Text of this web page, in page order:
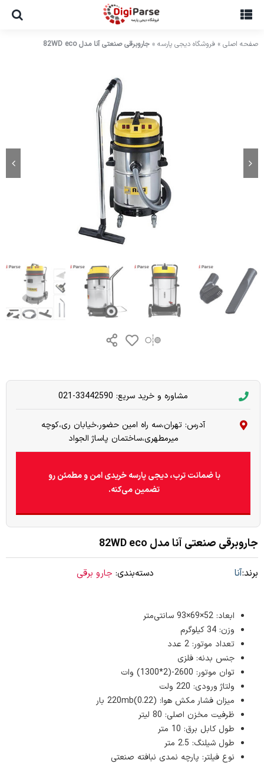
صفحه اصلی » فروشگاه دیجی پارسه » جاروبرقی صنعتی آنا مدل 82WD eco
مشاوره و خرید سریع: 33442590-021
آدرس: تهران،سه راه امین حضور،خیابان ری،کوچه
میرمطهری،ساختمان پاساژ الجواد
با ضمانت ترب، دیجی پارسه خریدی امن و مطمئن رو
تضمین می‌کنه.
جاروبرقی صنعتی آنا مدل 82WD eco
برند:آنا دسته‌بندی: جارو برقی
ابعاد: 52×69×93 سانتی‌متر
وزن: 34 کیلوگرم
تعداد موتور: 2 عدد
جنس بدنه: فلزی
توان موتور: 2600-(2*1300) وات
ولتاژ ورودی: 220 ولت
میزان فشار مکش هوا: (220mb(0.22 بار
ظرفیت مخزن اصلی: 80 لیتر
طول کابل برق: 10 متر
طول شیلنگ: 2.5 متر
نوع فیلتر: پارچه نمدی نبافته صنعتی